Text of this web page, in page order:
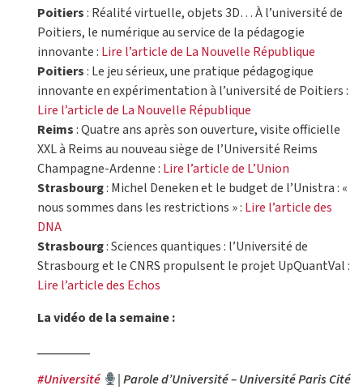
Poitiers: Réalité virtuelle, objets 3D… À l’université de
Poitiers, le numérique au service de la pédagogie
innovante : Lire l’article de La Nouvelle République
Poitiers: Le jeu sérieux, une pratique pédagogique
innovante en expérimentation à l’université de Poitiers :
Lire l’article de La Nouvelle République
Reims: Quatre ans après son ouverture, visite officielle
XXL à Reims au nouveau siège de l’Université Reims
Champagne-Ardenne : Lire l’article de L’Union
Strasbourg: Michel Deneken et le budget de l’Unistra : «
nous sommes dans les restrictions » : Lire l’article des
DNA
Strasbourg: Sciences quantiques : l’Université de
Strasbourg et le CNRS propulsent le projet UpQuantVal :
Lire l’article des Echos
La vidéo de la semaine :
#Université
| Parole d’Université – Université Paris Cité